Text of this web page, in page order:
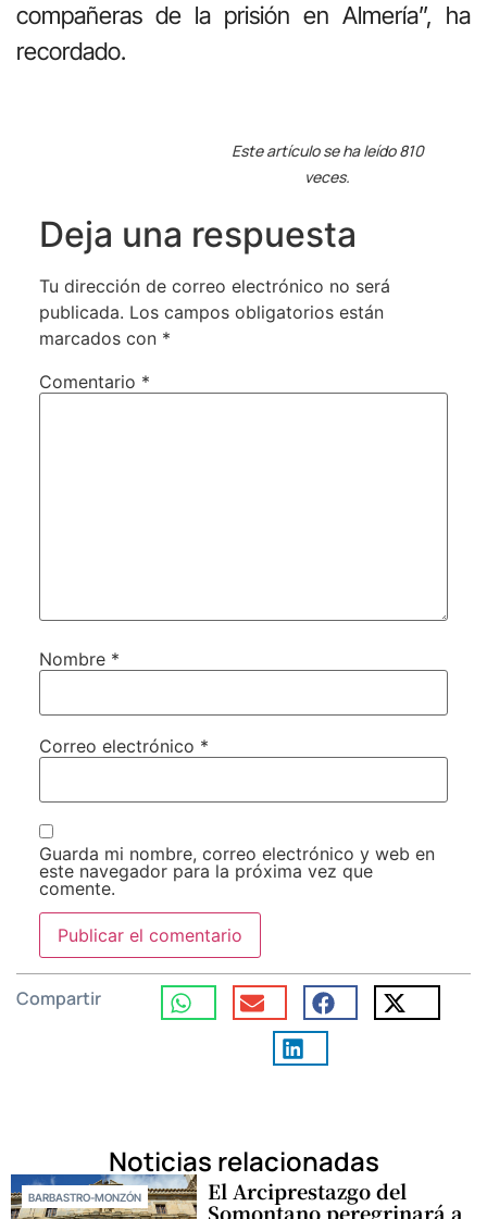
compañeras de la prisión en Almería”, ha
recordado.
Este artículo se ha leído 810
veces.
Deja una respuesta
Tu dirección de correo electrónico no será
publicada. Los campos obligatorios están
marcados con *
Comentario *
Nombre *
Correo electrónico *
Guarda mi nombre, correo electrónico y web en
este navegador para la próxima vez que
comente.
Compartir
Noticias relacionadas
BARBASTRO-MONZÓN El Arciprestazgo del
Somontano peregrinará a